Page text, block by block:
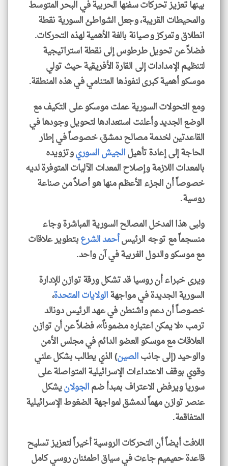
بينها تعزيز تحركات سفنها الحربية في البحر المتوسط
والمحيطات القريبة، وجعل الشواطئ السورية نقطة
انطلاق وتمركز وصيانة بالغة الأهمية لهذه التحركات.
فضلاً عن تحويل طرطوس إلى نقطة استراتيجية
لتنظيم الإمدادات إلى القارة الأفريقية حيث تولي
موسكو أهمية كبرى لنفوذها المتنامي في هذه المنطقة.
ومع التحولات السورية عملت موسكو على التكيف مع
الوضع الجديد وأعلنت استعدادها لتحويل وجودها في
القاعدتين لخدمة مصالح دمشق، خصوصاً في إطار
الحاجة إلى إعادة تأهيلالجيش السوريوتزويده
بالمعدات اللازمة وإصلاح المعدات الآليات المتوفرة لديه
خصوصاً أن الجزء الأعظم منها هو أصلاً من صناعة
روسية.
ولبى هذا المدخل المصالح السورية المباشرة وجاء
منسجماً مع توجه الرئيسأحمد الشرعبتطوير علاقات
مع موسكو والدول الغربية في آن واحد.
ويرى خبراء أن روسيا قد تشكل ورقة توازن للإدارة
السورية الجديدة في مواجهةالولايات المتحدة،
خصوصاً أن دعم واشنطن في عهد الرئيس دونالد
ترمب «لا يمكن اعتباره مضموناً»، فضلاً عن أن توازن
العلاقات مع موسكو العضو الدائم في مجلس الأمن
والوحيد (إلى جانبالصين) الذي يطالب بشكل علني
وقوي بوقف الاعتداءات الإسرائيلية المتواصلة على
سوريا ويرفض الاعتراف بمبدأ ضمالجولانيشكل
عنصر توازن مهماً لدمشق لمواجهة الضغوط الإسرائيلية
المتفاقمة.
اللافت أيضاً أن التحركات الروسية أخيراً لتعزيز تسليح
قاعدة حميميم جاءت في سياق اطمئنان روسي كامل